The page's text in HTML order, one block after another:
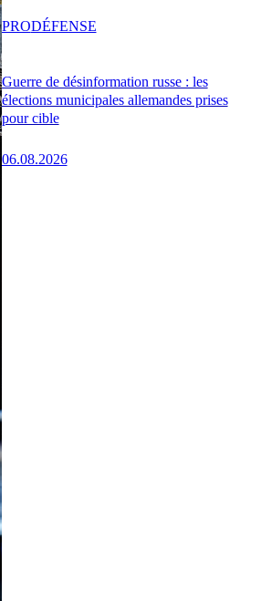
Guerre de désinformation russe : les
élections municipales allemandes prises
pour cible
06.08.2026
PRODÉFENSE